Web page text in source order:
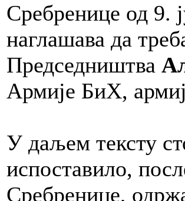
Сребренице од 9.
наглашава да
Председништва
Армије БиХ,
У даљем тексту
испоставило,
Сребренице,